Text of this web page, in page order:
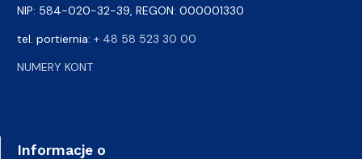
NIP: 584-020-32-39, REGON: 000001330
tel. portiernia: + 48 58 523 30 00
NUMERY KONT
Informacje o